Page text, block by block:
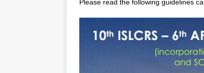
Please read the following guidelines